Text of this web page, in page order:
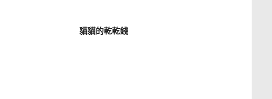
貓貓的乾乾錢